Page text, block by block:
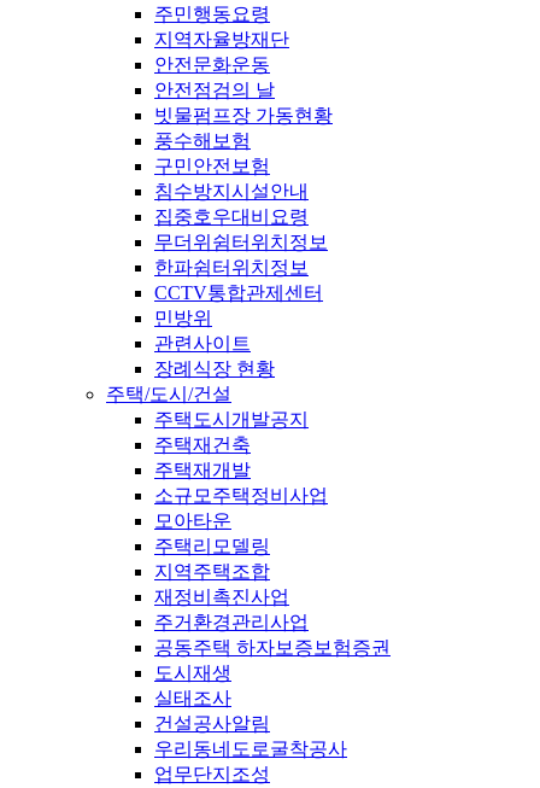
주민행동요령
지역자율방재단
안전문화운동
안전점검의 날
빗물펌프장 가동현황
풍수해보험
구민안전보험
침수방지시설안내
집중호우대비요령
무더위쉼터위치정보
한파쉼터위치정보
CCTV통합관제센터
민방위
관련사이트
장례식장 현황
주택/도시/건설
주택도시개발공지
주택재건축
주택재개발
소규모주택정비사업
모아타운
주택리모델링
지역주택조합
재정비촉진사업
주거환경관리사업
공동주택 하자보증보험증권
도시재생
실태조사
건설공사알림
우리동네도로굴착공사
업무단지조성